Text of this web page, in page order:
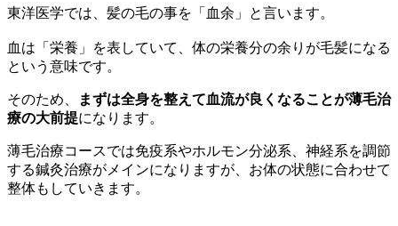
東洋医学では、髪の毛の事を「血余」と言います。
血は「栄養」を表していて、体の栄養分の余りが毛髪になる
という意味です。
そのため、
まずは全身を整えて血流が良くなることが薄毛治
療の大前提になります。
薄毛治療コースでは免疫系やホルモン分泌系、神経系を調節
する鍼灸治療がメインになりますが、お体の状態に合わせて
整体もしていきます。